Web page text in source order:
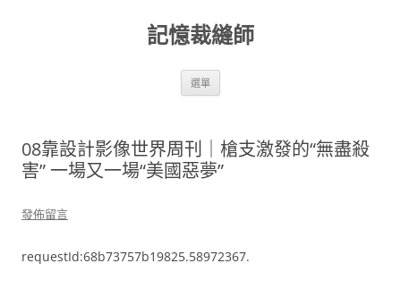
記憶裁縫師
選單
08靠設計影像世界周刊｜槍支激發的“無盡殺
害” 一場又一場“美國惡夢”
發佈留言
requestId:68b73757b19825.58972367.